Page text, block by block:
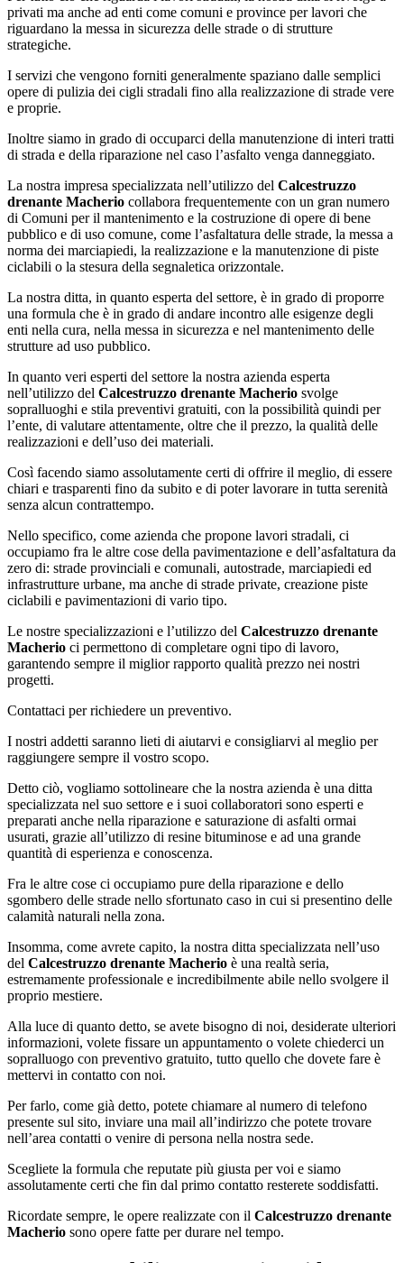
privati ma anche ad enti come comuni e province per lavori che
riguardano la messa in sicurezza delle strade o di strutture
strategiche.
I servizi che vengono forniti generalmente spaziano dalle semplici
opere di pulizia dei cigli stradali fino alla realizzazione di strade vere
e proprie.
Inoltre siamo in grado di occuparci della manutenzione di interi tratti
di strada e della riparazione nel caso l’asfalto venga danneggiato.
La nostra impresa specializzata nell’utilizzo del Calcestruzzo
drenante Macherio collabora frequentemente con un gran numero
di Comuni per il mantenimento e la costruzione di opere di bene
pubblico e di uso comune, come l’asfaltatura delle strade, la messa a
norma dei marciapiedi, la realizzazione e la manutenzione di piste
ciclabili o la stesura della segnaletica orizzontale.
La nostra ditta, in quanto esperta del settore, è in grado di proporre
una formula che è in grado di andare incontro alle esigenze degli
enti nella cura, nella messa in sicurezza e nel mantenimento delle
strutture ad uso pubblico.
In quanto veri esperti del settore la nostra azienda esperta
nell’utilizzo del Calcestruzzo drenante Macherio svolge
sopralluoghi e stila preventivi gratuiti, con la possibilità quindi per
l’ente, di valutare attentamente, oltre che il prezzo, la qualità delle
realizzazioni e dell’uso dei materiali.
Così facendo siamo assolutamente certi di offrire il meglio, di essere
chiari e trasparenti fino da subito e di poter lavorare in tutta serenità
senza alcun contrattempo.
Nello specifico, come azienda che propone lavori stradali, ci
occupiamo fra le altre cose della pavimentazione e dell’asfaltatura da
zero di: strade provinciali e comunali, autostrade, marciapiedi ed
infrastrutture urbane, ma anche di strade private, creazione piste
ciclabili e pavimentazioni di vario tipo.
Le nostre specializzazioni e l’utilizzo del Calcestruzzo drenante
Macherio ci permettono di completare ogni tipo di lavoro,
garantendo sempre il miglior rapporto qualità prezzo nei nostri
progetti.
Contattaci per richiedere un preventivo.
I nostri addetti saranno lieti di aiutarvi e consigliarvi al meglio per
raggiungere sempre il vostro scopo.
Detto ciò, vogliamo sottolineare che la nostra azienda è una ditta
specializzata nel suo settore e i suoi collaboratori sono esperti e
preparati anche nella riparazione e saturazione di asfalti ormai
usurati, grazie all’utilizzo di resine bituminose e ad una grande
quantità di esperienza e conoscenza.
Fra le altre cose ci occupiamo pure della riparazione e dello
sgombero delle strade nello sfortunato caso in cui si presentino delle
calamità naturali nella zona.
Insomma, come avrete capito, la nostra ditta specializzata nell’uso
del Calcestruzzo drenante Macherio è una realtà seria,
estremamente professionale e incredibilmente abile nello svolgere il
proprio mestiere.
Alla luce di quanto detto, se avete bisogno di noi, desiderate ulteriori
informazioni, volete fissare un appuntamento o volete chiederci un
sopralluogo con preventivo gratuito, tutto quello che dovete fare è
mettervi in contatto con noi.
Per farlo, come già detto, potete chiamare al numero di telefono
presente sul sito, inviare una mail all’indirizzo che potete trovare
nell’area contatti o venire di persona nella nostra sede.
Scegliete la formula che reputate più giusta per voi e siamo
assolutamente certi che fin dal primo contatto resterete soddisfatti.
Ricordate sempre, le opere realizzate con il Calcestruzzo drenante
Macherio sono opere fatte per durare nel tempo.